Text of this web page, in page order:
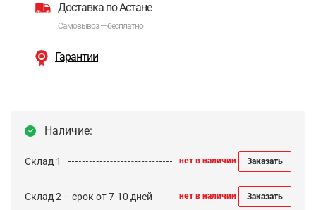
Доставка по Астане
Самовывоз — бесплатно
Гарантии
Наличие:
Склад 1 нет в наличии Заказать
Склад 2 – срок от 7-10 дней нет в наличии Заказать